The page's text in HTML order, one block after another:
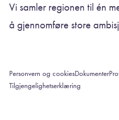
Vi samler regionen til én
å gjennomføre store
Personvern og cookiesDokumenter
Tilgjengelighetserklæring